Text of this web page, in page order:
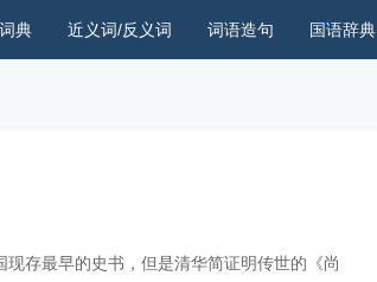
国语辞典
词语造句
近义词/反义词
典
存最早的史书，但是清华简证明传世的《尚